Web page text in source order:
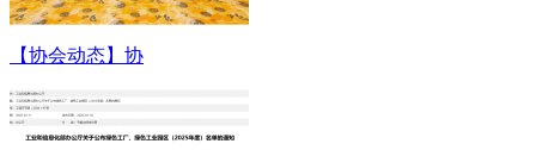
【协会动态】协